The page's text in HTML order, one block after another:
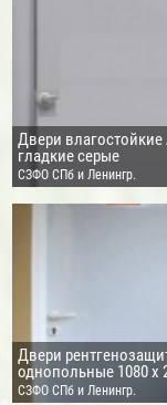
Двери
гладкие серые
СЗФО СПб и Ленингр.
Двери
однопольные 1080 х
Pb=1,0 мм
СЗФО СПб и Ленингр.